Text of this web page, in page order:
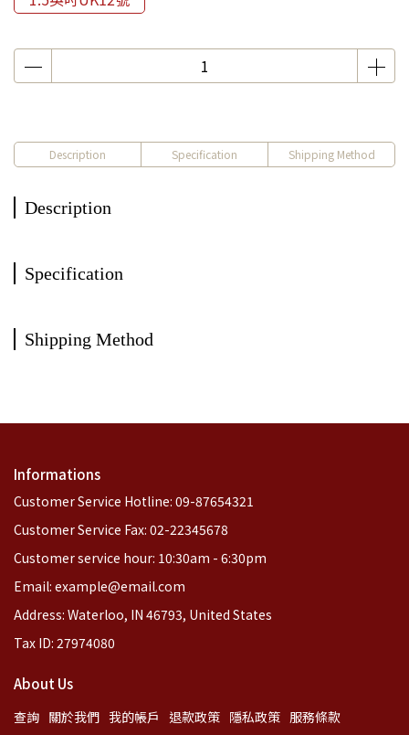
Description Specification Shipping Method
Description
Specification
Shipping Method
Informations
Customer Service Hotline: 09-87654321
Customer Service Fax: 02-22345678
Customer service hour: 10:30am - 6:30pm
Email: example@email.com
Address: Waterloo, IN 46793, United States
Tax ID: 27974080
About Us
查詢 關於我們 我的帳戶 退款政策 隱私政策 服務條款